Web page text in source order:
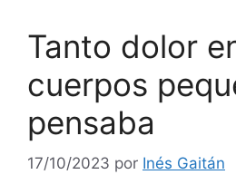
Tanto dolor
cuerpos
pensaba
17/10/2023 por Inés Gaitán